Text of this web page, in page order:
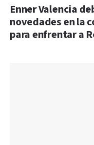
Enner Valencia
novedades en la
para enfrentar a